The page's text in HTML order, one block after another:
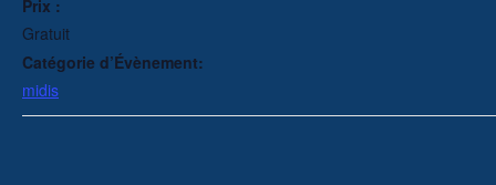
Prix :
Gratuit
Catégorie d’Évènement:
midis